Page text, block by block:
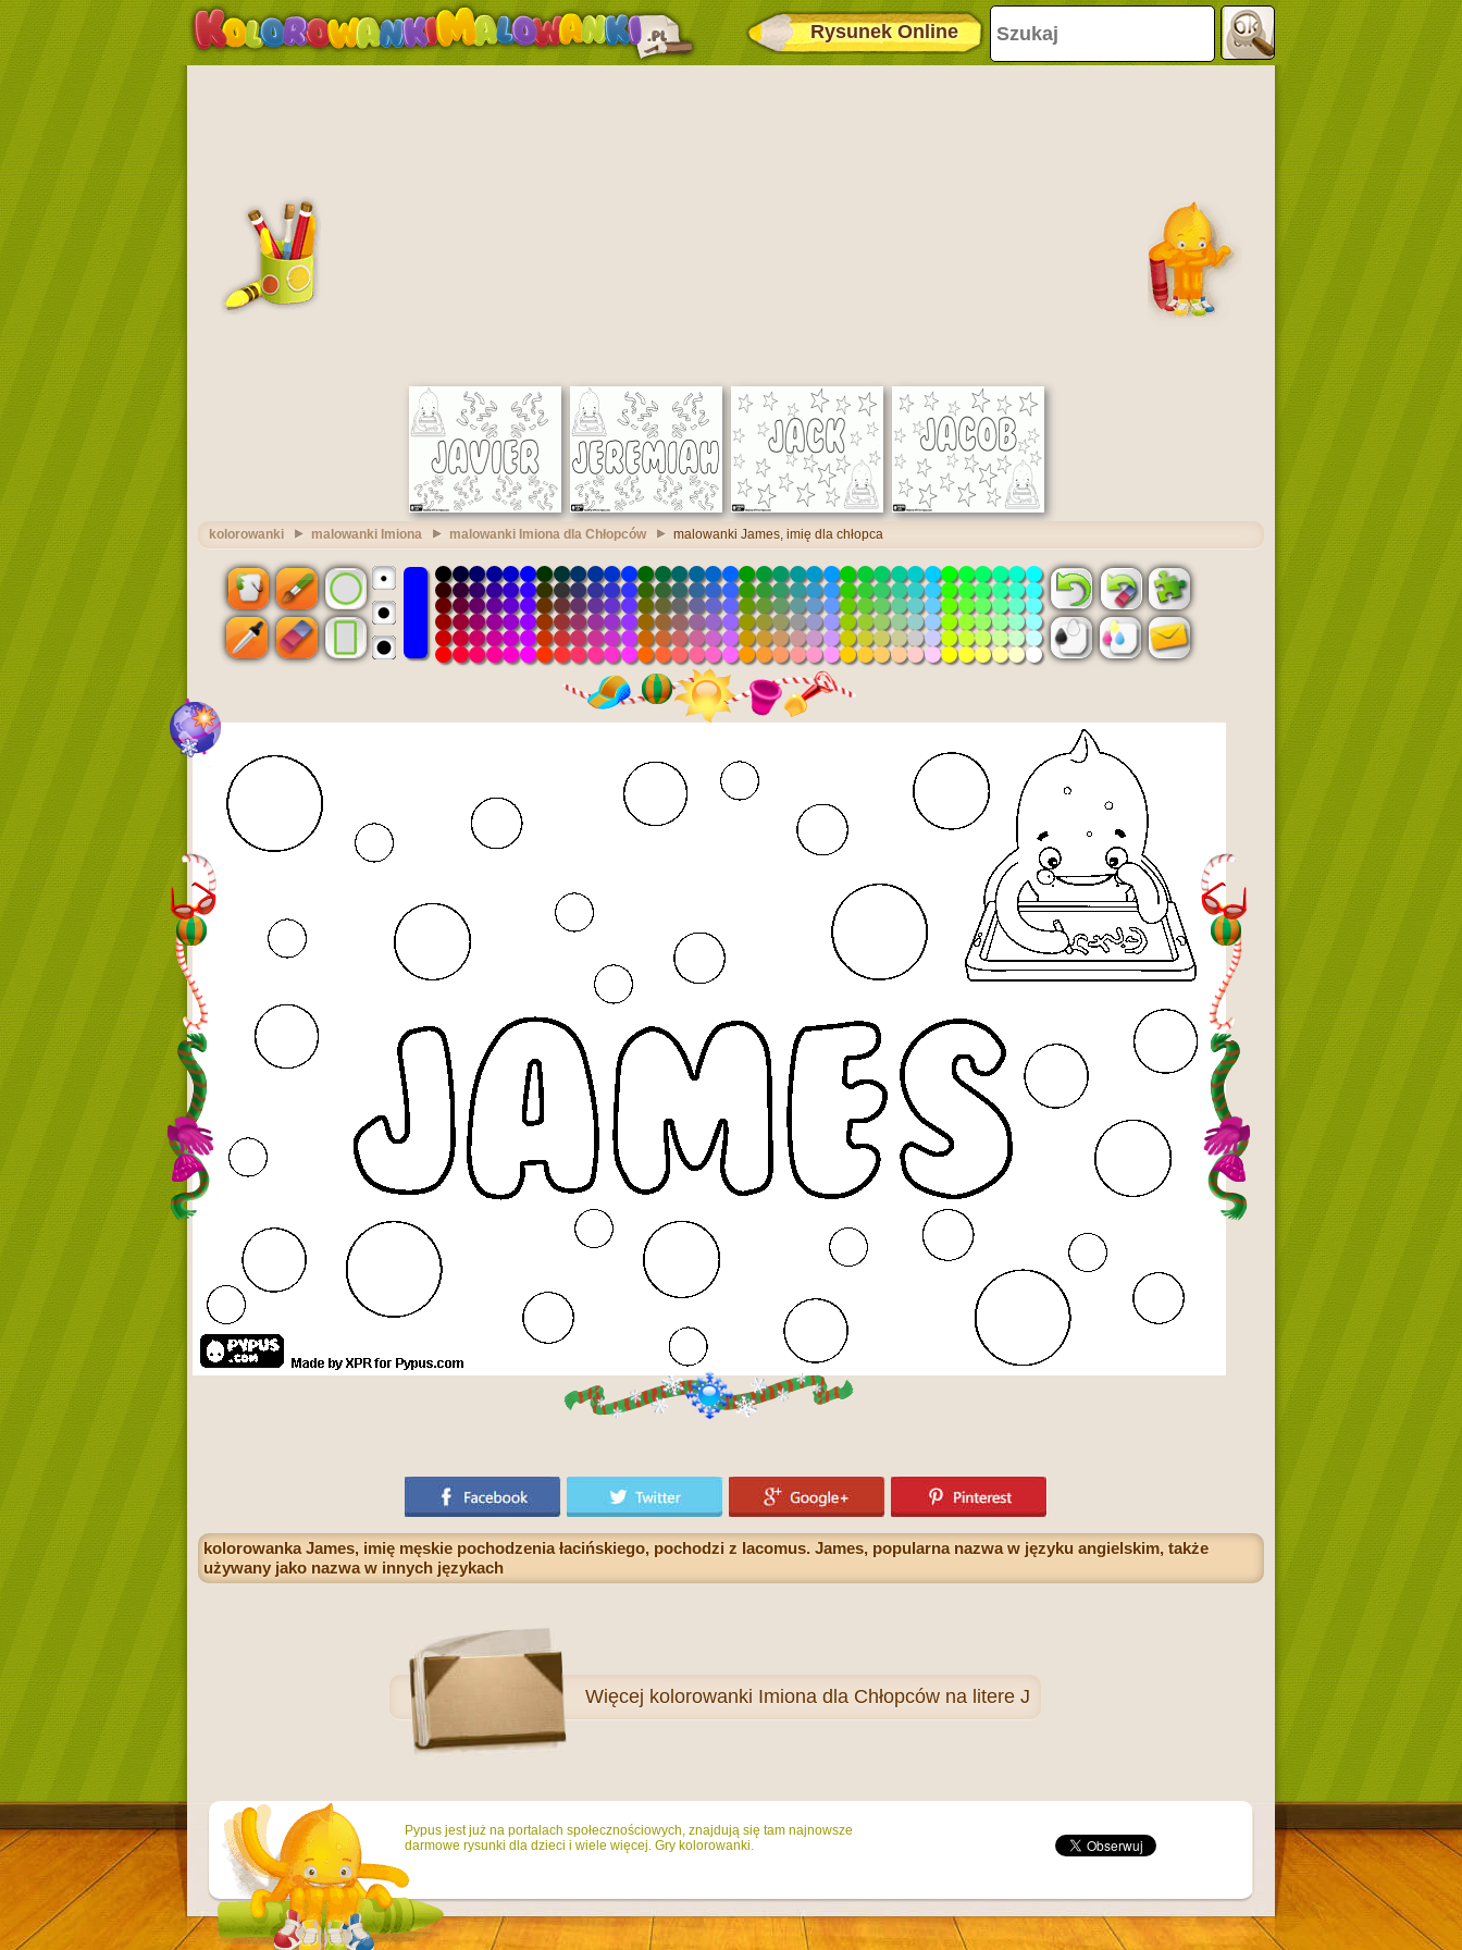
Rysunek Online
kolorowanki malowanki Imiona malowanki Imiona dla Chłopców malowanki James, imię dla chłopca
kolorowanka James, imię męskie pochodzenia łacińskiego, pochodzi z Iacomus. James, popularna nazwa w języku angielskim, także
używany jako nazwa w innych językach
Więcej kolorowanki Imiona dla Chłopców na litere J
Pypus jest już na portalach społecznościowych, znajdują się tam najnowsze
darmowe rysunki dla dzieci i wiele więcej. Gry kolorowanki.